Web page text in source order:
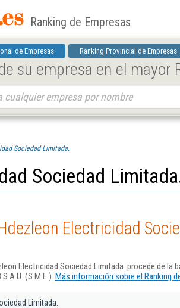
Ranking de Empresas
de Empresas Ranking Provincial de Empresas
su empresa en el mayor
Sociedad Limitada.
Sociedad
Electricidad
Electricidad Sociedad Limitada. procede de la
(S.M.E.). Más información sobre el Ranking
Limitada.